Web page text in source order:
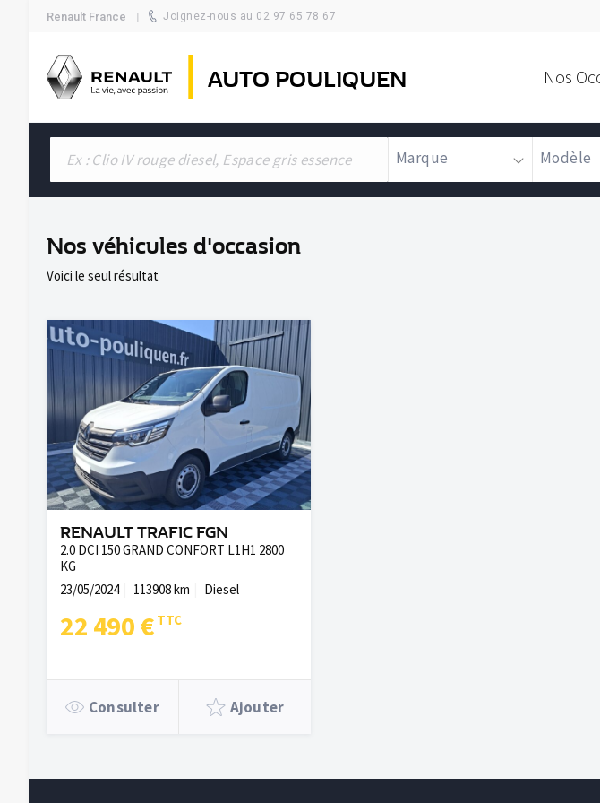
Renault France Joignez-nous au 02 97 65 78 67
AUTO POULIQUEN Nos
Marque Modèle
Nos véhicules d'occasion
Voici le seul résultat
RENAULT TRAFIC FGN
2.0 DCI 150 GRAND CONFORT L1H1 2800
KG
23/05/2024
113908 km Diesel
22 490 €
Consulter Ajouter